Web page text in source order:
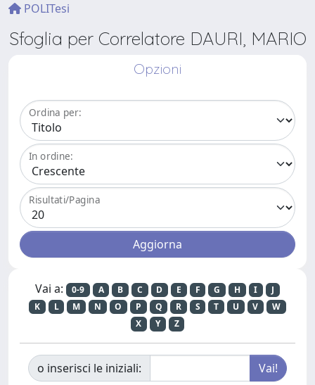
POLITesi
Sfoglia per Correlatore DAURI, MARIO
Opzioni
Ordina per:
In ordine:
Risultati/Pagina
Vai a: 0-9 A B C D E F G H I
J
K
L M N O P Q R S T U V
W
X
Y Z
o inserisci le iniziali: